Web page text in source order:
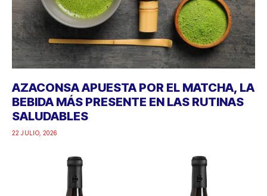
AZACONSA APUESTA POR EL MATCHA, LA
BEBIDA MÁS PRESENTE EN LAS RUTINAS
SALUDABLES
22 JULIO, 2026